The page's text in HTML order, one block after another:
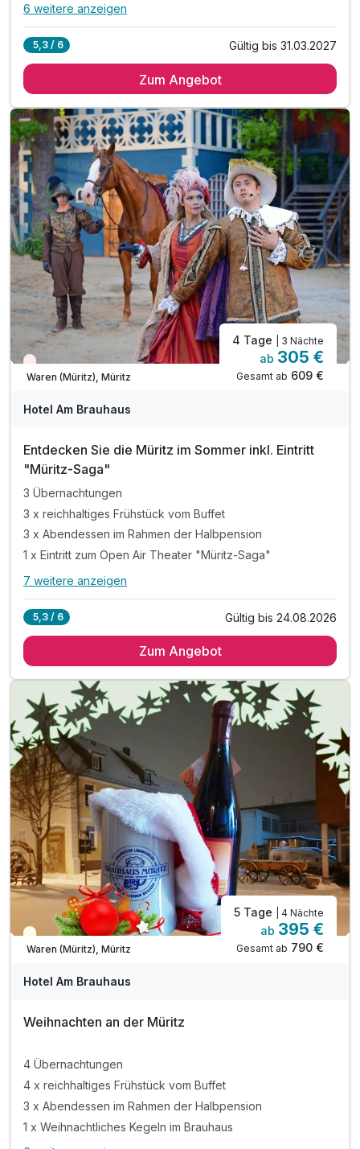
Alle Inklusivleistungen
3 x reichhaltiges Frühstück vom Buffet
2 x Abendessen im Rahmen der Halbpension
1 x Führung durch das Brauen (Montags/Donnerstag)*
ODER 1 x Verkostung der hauseigenen Biere*
1 x Fl. Sekt & Obstkorb für die Zeit zu Zweit
1 x Kaffee und Kuchen im Brauhaus
inkl. freie Fahrt mit dem Müritz rundum-Bus**
inkl. Unterstellmöglichkeit für Fahrräder
6 weitere anzeigen
5,3 / 6 Gültig bis 31.03.2027
Zum Angebot
Aktuell ausgebucht
Waren (Müritz), Müritz
4 Tage | 3 Nächte
ab 305 €
Gesamt ab 609 €
Hotel Am Brauhaus
Entdecken Sie die Müritz im Sommer inkl. Eintritt
"Müritz-Saga"
3 Übernachtungen
3 x reichhaltiges Frühstück vom Buffet
3 x Abendessen im Rahmen der Halbpension
1 x Eintritt zum Open Air Theater "Müritz-Saga"
Alle Inklusivleistungen
3 x reichhaltiges Frühstück vom Buffet
1 x Eintritt zum Open Air Theater "Müritz-Saga"
Theaterabenteuer von Mittwoch bis Sonntag
1 x Fl. Sekt & Obstkorb für die Zeit zu Zweit
1 x Führung durch das Brauen (Montags/Donnerstag)*
ODER 1 x Verkostung der hauseigenen Biere*
inkl. freie Fahrt mit dem Müritz rundum-Bus**
1 x Kaffee und Kuchen
1 x Abschiedsgeschenk
7 weitere anzeigen
5,3 / 6 Gültig bis 24.08.2026
Zum Angebot
Saisonal verfügbar
Waren (Müritz), Müritz
5 Tage | 4 Nächte
ab 395 €
Gesamt ab 790 €
Hotel Am Brauhaus
Weihnachten an der Müritz
4 Übernachtungen
4 x reichhaltiges Frühstück vom Buffet
3 x Abendessen im Rahmen der Halbpension
1 x Weihnachtliches Kegeln im Brauhaus